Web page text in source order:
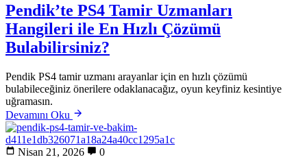
Pendik’te PS4 Tamir Uzmanları
Hangileri ile En Hızlı Çözümü
Bulabilirsiniz?
Pendik PS4 tamir uzmanı arayanlar için en hızlı çözümü
bulabileceğiniz önerilere odaklanacağız, oyun keyfiniz kesintiye
uğramasın.
Devamını Oku
Nisan 21, 2026 0